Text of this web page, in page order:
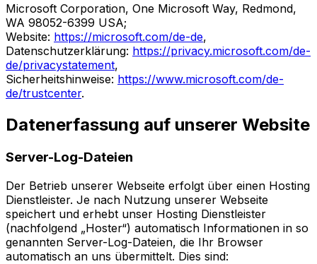
Microsoft Corporation, One Microsoft Way, Redmond,
WA 98052-6399 USA;
Website: https://microsoft.com/de-de,
Datenschutzerklärung: https://privacy.microsoft.com/de-
de/privacystatement,
Sicherheitshinweise: https://www.microsoft.com/de-
de/trustcenter.
Datenerfassung auf unserer Website
Server-Log-Dateien
Der Betrieb unserer Webseite erfolgt über einen Hosting
Dienstleister. Je nach Nutzung unserer Webseite
speichert und erhebt unser Hosting Dienstleister
(nachfolgend „Hoster“) automatisch Informationen in so
genannten Server-Log-Dateien, die Ihr Browser
automatisch an uns übermittelt. Dies sind: